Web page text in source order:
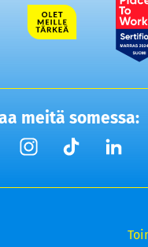
meitä somessa: